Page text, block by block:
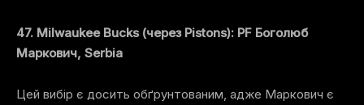
47. Milwaukee Bucks (через Pistons): PF Боголюб
Маркович, Serbia
Цей вибір є досить обґрунтованим, адже Маркович є